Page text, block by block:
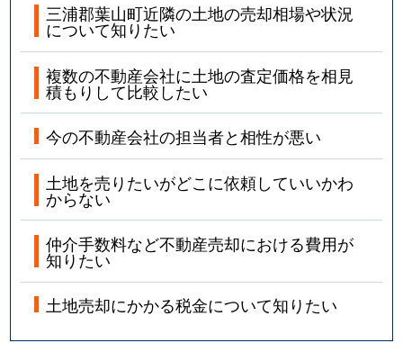
三浦郡葉山町近隣の土地の売却相場や状況
について知りたい
複数の不動産会社に土地の査定価格を相見
積もりして比較したい
今の不動産会社の担当者と相性が悪い
土地を売りたいがどこに依頼していいかわ
からない
仲介手数料など不動産売却における費用が
知りたい
土地売却にかかる税金について知りたい